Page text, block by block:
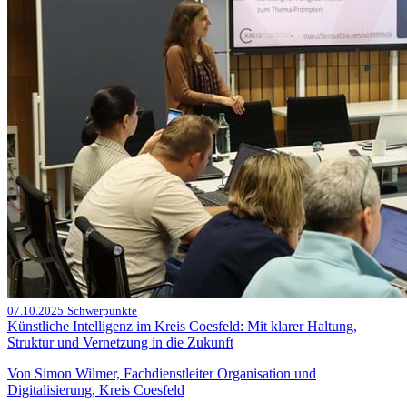
07.10.2025 Schwerpunkte
Künstliche Intelligenz im Kreis Coesfeld: Mit klarer Haltung,
Struktur und Vernetzung in die Zukunft
Von Simon Wilmer, Fachdienstleiter Organisation und
Digitalisierung, Kreis Coesfeld